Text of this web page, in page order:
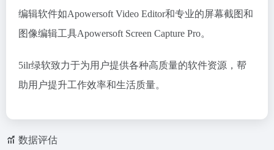
编辑软件如Apowersoft Video Editor和专业的屏幕截图和
图像编辑工具Apowersoft Screen Capture Pro。
5ilr绿软致力于为用户提供各种高质量的软件资源，帮
助用户提升工作效率和生活质量。
数据评估